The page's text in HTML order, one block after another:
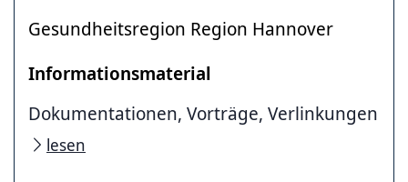
Gesundheitsregion Region Hannover
Informationsmaterial
Dokumentationen, Vorträge, Verlinkungen
lesen